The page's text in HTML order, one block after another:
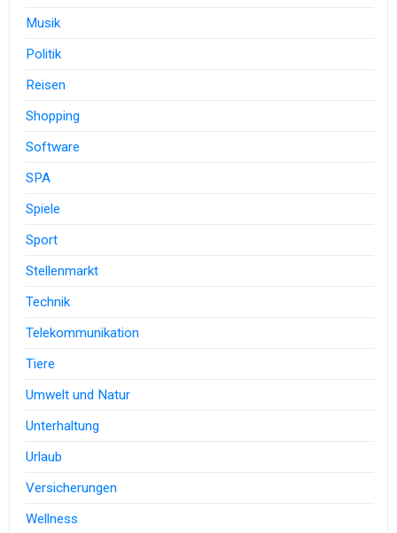
Musik
Politik
Reisen
Shopping
Software
SPA
Spiele
Sport
Stellenmarkt
Technik
Telekommunikation
Tiere
Umwelt und Natur
Unterhaltung
Urlaub
Versicherungen
Wellness